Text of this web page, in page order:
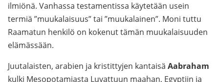
ilmiönä. Vanhassa testamentissa käytetään usein
termiä ”muukalaisuus” tai ”muukalainen”. Moni tuttu
Raamatun henkilö on kokenut tämän muukalaisuuden
elämässään.
Juutalaisten, arabien ja kristittyjen kantaisä Aabraham
kulki Mesopotamiasta Luvattuun maahan, Egyptiin ja